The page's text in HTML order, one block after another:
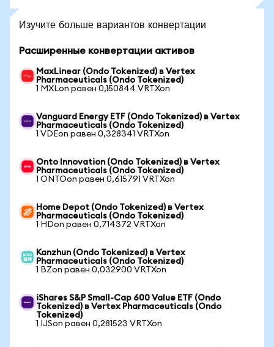
Изучите больше вариантов конвертации
Расширенные конвертации активов
MaxLinear (Ondo Tokenized) в Vertex
Pharmaceuticals (Ondo Tokenized)
1 MXLon равен 0,150844 VRTXon
Vanguard Energy ETF (Ondo Tokenized) в Vertex
Pharmaceuticals (Ondo Tokenized)
1 VDEon равен 0,328341 VRTXon
Onto Innovation (Ondo Tokenized) в Vertex
Pharmaceuticals (Ondo Tokenized)
1 ONTOon равен 0,615791 VRTXon
Home Depot (Ondo Tokenized) в Vertex
Pharmaceuticals (Ondo Tokenized)
1 HDon равен 0,714372 VRTXon
Kanzhun (Ondo Tokenized) в Vertex
Pharmaceuticals (Ondo Tokenized)
1 BZon равен 0,032900 VRTXon
iShares S&P Small-Cap 600 Value ETF (Ondo
Tokenized) в Vertex Pharmaceuticals (Ondo
Tokenized)
1 IJSon равен 0,281523 VRTXon